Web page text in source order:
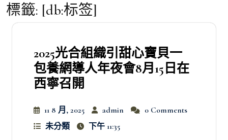
標籤: [db:标签]
2025光合組織引甜心寶貝一
包養網導人年夜會8月15日在
西寧召開
11 8 月, 2025 admin
0 Comments
未分類
下午 11:35